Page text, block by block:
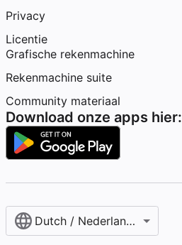
Privacy
Licentie
Grafische rekenmachine
Rekenmachine suite
Community materiaal
Download onze apps hier:
Dutch / Nederlands‎ (België)‎